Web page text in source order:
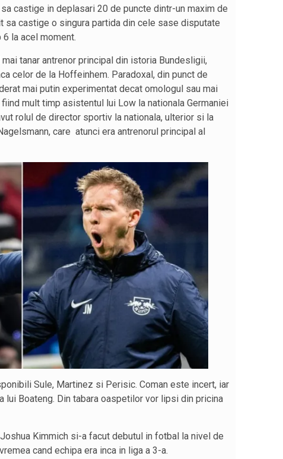
castige in deplasari 20 de puncte dintr-un maxim de
sa castige o singura partida din cele sase disputate
la acel moment.
tanar antrenor principal din istoria Bundesligii,
celor de la Hoffeinhem. Paradoxal, din punct de
mai putin experimentat decat omologul sau mai
mult timp asistentul lui Low la nationala Germaniei
rolul de director sportiv la nationala, ulterior si la
care atunci era antrenorul principal al
Sule, Martinez si Perisic. Coman este incert, iar
lui Boateng. Din tabara oaspetilor vor lipsi din pricina
Kimmich si-a facut debutul in fotbal la nivel de
cand echipa era inca in liga a 3-a.